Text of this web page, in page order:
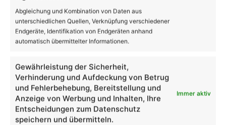
Abgleichung und Kombination von Daten aus
unterschiedlichen Quellen, Verknüpfung verschiedener
Endgeräte, Identifikation von Endgeräten anhand
automatisch übermittelter Informationen.
Gewährleistung der Sicherheit,
Verhinderung und Aufdeckung von Betrug
und Fehlerbehebung, Bereitstellung und
Anzeige von Werbung und Inhalten, Ihre
Entscheidungen zum Datenschutz
speichern und übermitteln.
Immer aktiv
Beruf
Tag der offenen Tür an den
Diakonischen Schulen Lobetal